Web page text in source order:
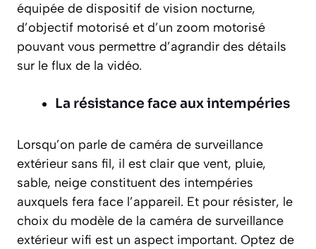
équipée de dispositif de vision nocturne,
d’objectif motorisé et d’un zoom motorisé
pouvant vous permettre d’agrandir des détails
sur le flux de la vidéo.
La résistance face aux intempéries
Lorsqu’on parle de caméra de surveillance
extérieur sans fil, il est clair que vent, pluie,
sable, neige constituent des intempéries
auxquels fera face l’appareil. Et pour résister, le
choix du modèle de la caméra de surveillance
extérieur wifi est un aspect important. Optez de